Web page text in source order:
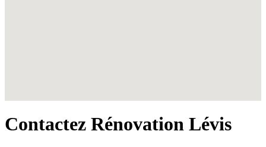
Contactez Rénovation Lévis